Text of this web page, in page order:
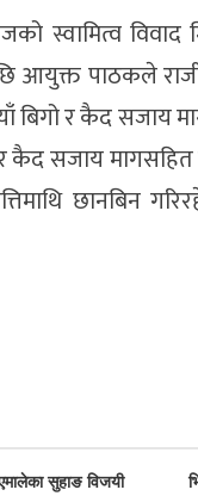
स्वामित्व विवाद
पाठकले
र कैद सजाय
कैद सजाय मागसहित
छानबिन
सुहाङ विजयी